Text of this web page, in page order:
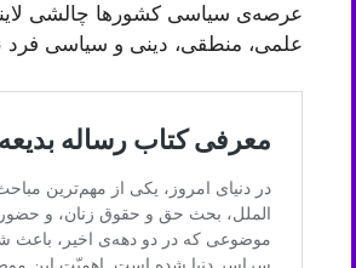
عرصه‌ی سیاسی کشورها چالشی
علمی، منطقی، دینی و سیاسی فرد